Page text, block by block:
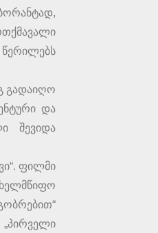
წერილებს
გადაიღო
და
შევიდა
ფილმი